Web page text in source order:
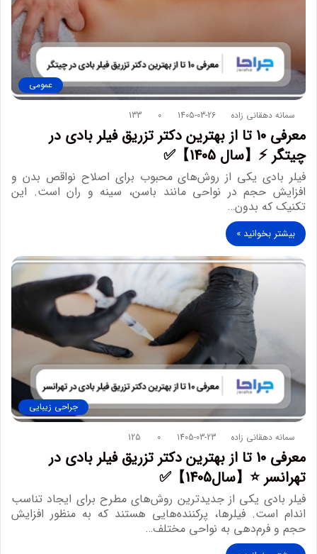
عمومی
سمانه دهقانی زاده 1405-03-26
0
133
معرفی 10 تا از بهترین دکتر تزریق فیلر بادی در
چیتگر ⚡【سال 1405】✅
فیلر بادی یکی از روش‌های محبوب برای اصلاح نواقص بدن و
افزایش حجم در نواحی مانند باسن، سینه و ران است. این
تکنیک که بدون…
بیشتر بخوانید »
جراحی زیبایی
سمانه دهقانی زاده 1405-03-23
0
125
معرفی 10 تا از بهترین دکتر تزریق فیلر بادی در
تهرانسر ⭐【سال1405】✅
فیلر بادی یکی از جدیدترین روش‌های مطرح برای ایجاد تناسب
اندام است. فیلرها، پرکننده‌هایی هستند که به منظور افزایش
حجم و فرم‌دهی به نواحی مختلف…